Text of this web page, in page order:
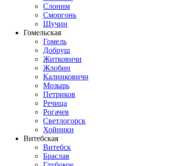
Слоним
Сморгонь
Щучин
Гомельская
Гомель
Добруш
Житковичи
Жлобин
Калинковичи
Мозырь
Петриков
Речица
Рогачев
Светлогорск
Хойники
Витебская
Витебск
Браслав